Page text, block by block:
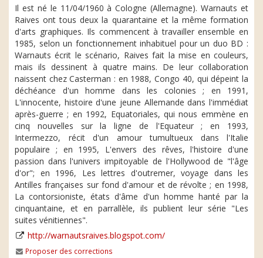
Il est né le 11/04/1960 à Cologne (Allemagne). Warnauts et
Raives ont tous deux la quarantaine et la même formation
d'arts graphiques. Ils commencent à travailler ensemble en
1985, selon un fonctionnement inhabituel pour un duo BD :
Warnauts écrit le scénario, Raives fait la mise en couleurs,
mais ils dessinent à quatre mains. De leur collaboration
naissent chez Casterman : en 1988, Congo 40, qui dépeint la
déchéance d'un homme dans les colonies ; en 1991,
L'innocente, histoire d'une jeune Allemande dans l'immédiat
après-guerre ; en 1992, Equatoriales, qui nous emmène en
cinq nouvelles sur la ligne de l'Equateur ; en 1993,
Intermezzo, récit d'un amour tumultueux dans l'Italie
populaire ; en 1995, L'envers des rêves, l'histoire d'une
passion dans l'univers impitoyable de l'Hollywood de "l'âge
d'or"; en 1996, Les lettres d'outremer, voyage dans les
Antilles françaises sur fond d'amour et de révolte ; en 1998,
La contorsioniste, états d'âme d'un homme hanté par la
cinquantaine, et en parrallèle, ils publient leur série "Les
suites vénitiennes".
http://warnautsraives.blogspot.com/
Proposer des corrections